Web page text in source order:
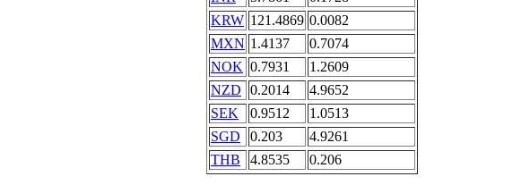
KRW 121.4869 0.0082
MXN 1.4137
0.7074
NOK 0.7931
1.2609
NZD
0.2014
4.9652
SEK
0.9512
1.0513
SGD
0.203
4.9261
THB
4.8535 0.206